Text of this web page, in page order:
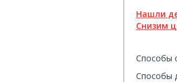
Нашли
Снизим
Способы
Способы